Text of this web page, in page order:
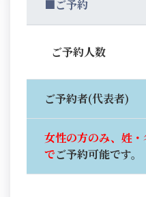
■ご予約
ご予約人数
ご予約者(代表者)
女性の方のみ、姓
でご予約可能です。